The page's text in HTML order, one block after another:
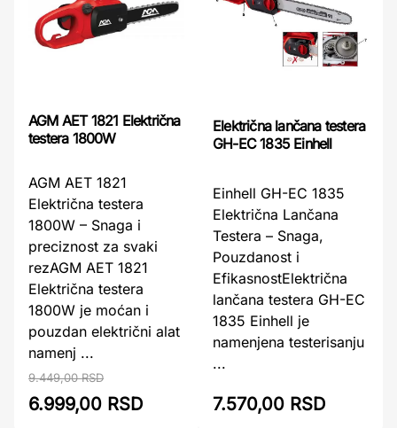
AGM AET 1821 Električna
testera 1800W
AGM AET 1821
Električna testera
1800W – Snaga i
preciznost za svaki
rezAGM AET 1821
Električna testera
1800W je moćan i
pouzdan električni alat
namenj ...
9.449,00 RSD
6.999,00 RSD
Električna lančana testera
GH-EC 1835 Einhell
Einhell GH-EC 1835
Električna Lančana
Testera – Snaga,
Pouzdanost i
EfikasnostElektrična
lančana testera GH-EC
1835 Einhell je
namenjena testerisanju
...
7.570,00 RSD